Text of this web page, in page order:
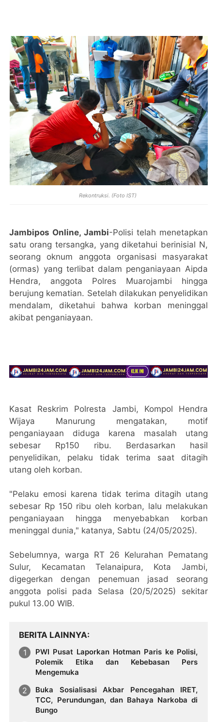
Rekontruksi. (Foto IST)
Jambipos Online, Jambi-Polisi telah menetapkan
satu orang tersangka, yang diketahui berinisial N,
seorang oknum anggota organisasi masyarakat
(ormas) yang terlibat dalam penganiayaan Aipda
Hendra, anggota Polres Muarojambi hingga
berujung kematian. Setelah dilakukan penyelidikan
mendalam, diketahui bahwa korban meninggal
akibat penganiayaan.
Kasat Reskrim Polresta Jambi, Kompol Hendra
Wijaya Manurung mengatakan, motif
penganiayaan diduga karena masalah utang
sebesar Rp150 ribu. Berdasarkan hasil
penyelidikan, pelaku tidak terima saat ditagih
utang oleh korban.
"Pelaku emosi karena tidak terima ditagih utang
sebesar Rp 150 ribu oleh korban, lalu melakukan
penganiayaan hingga menyebabkan korban
meninggal dunia," katanya, Sabtu (24/05/2025).
Sebelumnya, warga RT 26 Kelurahan Pematang
Sulur, Kecamatan Telanaipura, Kota Jambi,
digegerkan dengan penemuan jasad seorang
anggota polisi pada Selasa (20/5/2025) sekitar
pukul 13.00 WIB.
BERITA LAINNYA
PWI Pusat Laporkan Hotman Paris ke Polisi,
Polemik Etika dan Kebebasan Pers
Mengemuka
Buka Sosialisasi Akbar Pencegahan IRET,
TCC, Perundungan, dan Bahaya Narkoba di
Bungo